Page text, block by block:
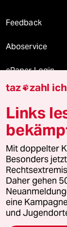
Feedback
Aboservice
ePaper Login
Downloads für
© 2026 taz
Alle Rechte
wenden Sie sich bitte
Feedback
Leitlinie
taz zahl ich
Links
Mit doppelter
Besonders
Daher gehen
eine
und